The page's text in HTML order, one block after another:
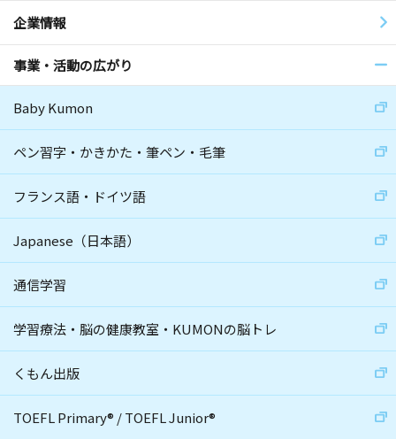
企業情報
事業・活動の広がり
Baby Kumon
ペン習字・かきかた・筆ペン・毛筆
フランス語・ドイツ語
Japanese（日本語）
通信学習
学習療法・脳の健康教室・KUMONの脳トレ
くもん出版
TOEFL Primary® /TOEFL Junior®